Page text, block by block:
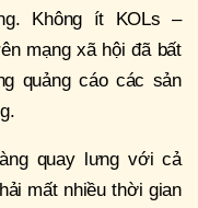
Không ít KOLs –
mạng xã hội đã bất
quảng cáo các sản
quay lưng với cả
mất nhiều thời gian